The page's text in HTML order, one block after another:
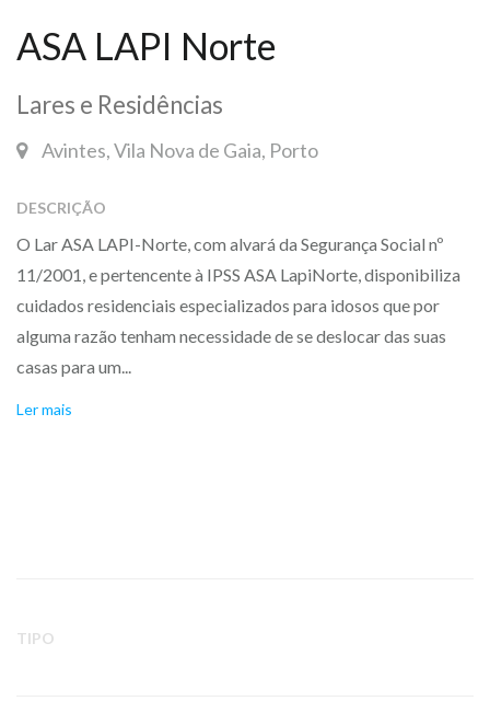
ASA LAPI Norte
Lares e Residências
Avintes, Vila Nova de Gaia, Porto
DESCRIÇÃO
O Lar ASA LAPI-Norte, com alvará da Segurança Social nº
11/2001, e pertencente à IPSS ASA LapiNorte, disponibiliza
cuidados residenciais especializados para idosos que por
alguma razão tenham necessidade de se deslocar das suas
casas para um...
Ler mais
TIPO